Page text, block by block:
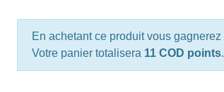
En achetant ce produit vous gagnerez
Votre panier totalisera 11 COD points.